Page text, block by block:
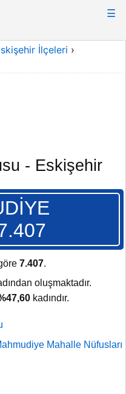
☰
İlçeleri ›
- Eskişehir
7.407.
oluşmaktadır.
kadındır.
Mahalle Nüfusları